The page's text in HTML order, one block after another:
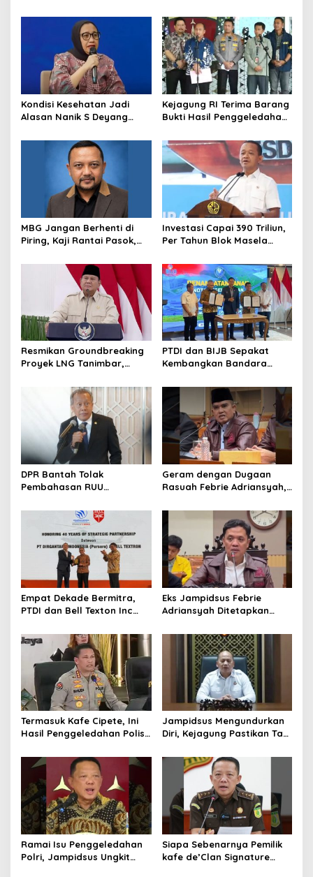
Pemberhentian dengan
Kriminalisasi
Kondisi Kesehatan Jadi
Alasan Nanik S Deyang
Tunjuk Wamentan
Sudaryono
Kejagung RI Terima Barang
Bukti Hasil Penggeledahan
Keaslian
MBG Jangan Berhenti di
Piring, Kaji Rantai Pasok,
Ekonomi Lokal
Investasi Capai 390 Triliun,
Per Tahun Blok Masela
Juta Ton LNG
Resmikan Groundbreaking
Proyek LNG Tanimbar,
Nantikan 28 Tahun
PTDI dan BIJB Sepakat
Kembangkan Bandara
Industri Kedirgantaraan
Nasional
DPR Bantah Tolak
Pembahasan RUU
Geram dengan Dugaan
Rasuah Febrie Adriansyah,
Jampidsus Dihukum Mati
Empat Dekade Bermitra,
PTDI dan Bell Texton Inc
Kembangkan Industri
Helikopter
Eks Jampidsus Febrie
Adriansyah Ditetapkan
Kejagung Rajut Kongsi
Termasuk Kafe Cipete, Ini
Hasil Penggeledahan Polisi
Jampidsus Mengundurkan
Diri, Kejagung Pastikan Tak
Hukum di Gedung Bundar
Ramai Isu Penggeledahan
Polri, Jampidsus Ungkit
Siapa Sebenarnya Pemilik
kafe de’Clan Signature